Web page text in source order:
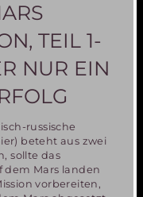
TEIL 1-
NUR EIN
russische
beteht aus zwei
sollte das
dem Mars landen
vorbereiten,